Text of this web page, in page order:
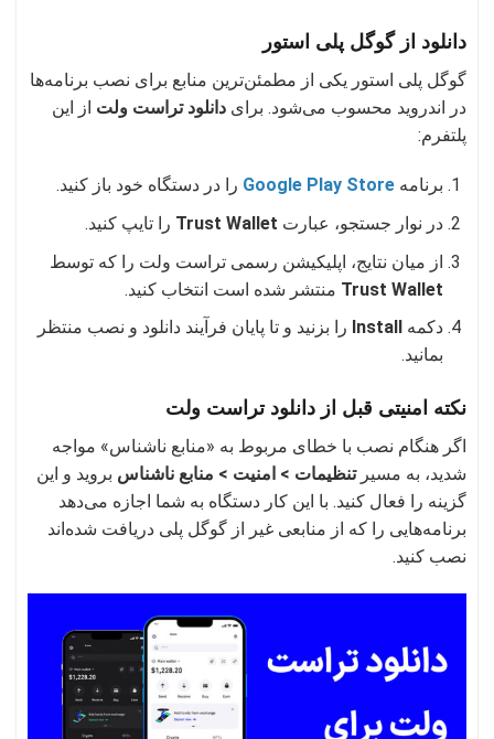
دانلود از گوگل پلی استور
گوگل پلی استور یکی از مطمئن‌ترین منابع برای نصب برنامه‌ها
در اندروید محسوب می‌شود. برای دانلود تراست ولت از این
پلتفرم:
برنامه Google Play Store را در دستگاه خود باز کنید.
در نوار جستجو، عبارت Trust Wallet را تایپ کنید.
از میان نتایج، اپلیکیشن رسمی تراست ولت را که توسط
Trust Wallet منتشر شده است انتخاب کنید.
دکمه Install را بزنید و تا پایان فرآیند دانلود و نصب منتظر
بمانید.
نکته امنیتی قبل از دانلود تراست ولت
اگر هنگام نصب با خطای مربوط به «منابع ناشناس» مواجه
شدید، به مسیرتنظیمات > امنیت > منابع ناشناس بروید و این
گزینه را فعال کنید. با این کار دستگاه به شما اجازه می‌دهد
برنامه‌هایی را که از منابعی غیر از گوگل پلی دریافت شده‌اند
نصب کنید.